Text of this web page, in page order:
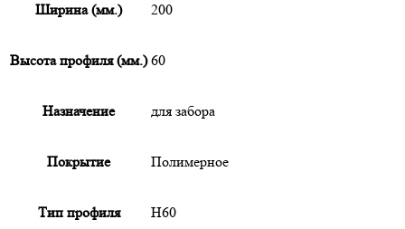
Ширина (мм.) 200
Высота профиля (мм.) 60
Назначение для забора
Покрытие Полимерное
Тип профиля Н60